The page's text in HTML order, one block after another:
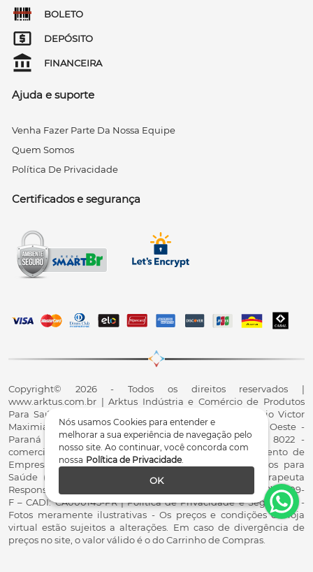
Nós usamos Cookies para entender e
melhorar a sua experiência de navegação pelo
nosso site. Ao continuar, você concorda com
nossa Política de Privacidade.
OK
BOLETO
DEPÓSITO
FINANCEIRA
Ajuda e suporte
Venha Fazer Parte Da Nossa Equipe
Quem Somos
Política De Privacidade
Certificados e segurança
Copyright© 2026 - Todos os direitos reservados |
www.arktus.com.br | Arktus Indústria e Comércio de Produtos
Para Saúde Ltda | CNPJ: 01.417.367/0001-78 | R. Antônio Victor
Maximiano, 107, Parque Industrial II, Santa Tereza do Oeste -
Paraná - CEP 85825-900 - Fale conosco: 0800 200 8022 -
comercial@arktus.com.br | Autorização de Funcionamento de
Empresa - AFE/ANVISA - Para Fabricação de Produtos para
Saúde (Correlatos): 8.02.844-5 (UX418X102741) - Fisioterapeuta
Responsável Técnico Dr. Alex Fernando Zani - Crefito8(PR): 8409-
F – CADI: CA000145-PR | Política de Privacidade e Segurança -
Fotos meramente ilustrativas - Os preços e condições da loja
virtual estão sujeitos a alterações. Em caso de divergência de
preços no site, o valor válido é o do Carrinho de Compras.